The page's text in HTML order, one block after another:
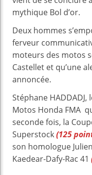
mythique Bol d’or.
Deux hommes
ferveur
moteurs des motos
Castellet et qu’une
annoncée.
Stéphane
Motos Honda FMA
seconde fois, la
Superstock(125
son homologue
Kaedear-Dafy-Rac 41